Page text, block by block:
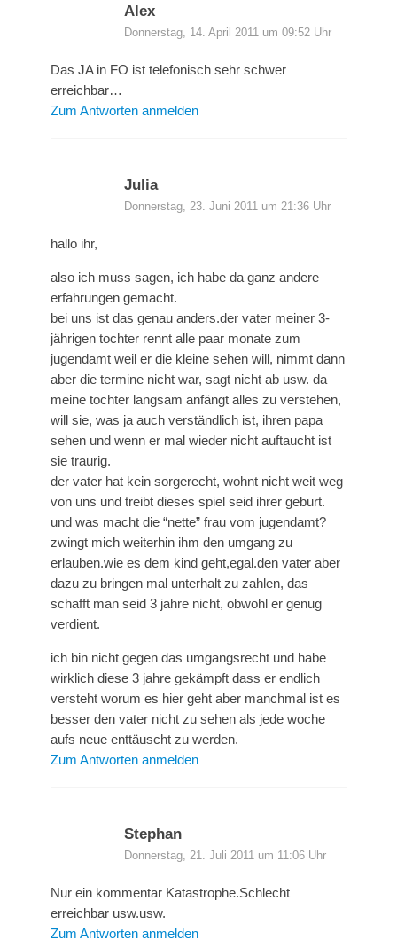
Alex
Donnerstag, 14. April 2011 um 09:52 Uhr
Das JA in FO ist telefonisch sehr schwer
erreichbar…
Zum Antworten anmelden
Julia
Donnerstag, 23. Juni 2011 um 21:36 Uhr
hallo ihr,
also ich muss sagen, ich habe da ganz andere
erfahrungen gemacht.
bei uns ist das genau anders.der vater meiner 3-
jährigen tochter rennt alle paar monate zum
jugendamt weil er die kleine sehen will, nimmt dann
aber die termine nicht war, sagt nicht ab usw. da
meine tochter langsam anfängt alles zu verstehen,
will sie, was ja auch verständlich ist, ihren papa
sehen und wenn er mal wieder nicht auftaucht ist
sie traurig.
der vater hat kein sorgerecht, wohnt nicht weit weg
von uns und treibt dieses spiel seid ihrer geburt.
und was macht die “nette” frau vom jugendamt?
zwingt mich weiterhin ihm den umgang zu
erlauben.wie es dem kind geht,egal.den vater aber
dazu zu bringen mal unterhalt zu zahlen, das
schafft man seid 3 jahre nicht, obwohl er genug
verdient.
ich bin nicht gegen das umgangsrecht und habe
wirklich diese 3 jahre gekämpft dass er endlich
versteht worum es hier geht aber manchmal ist es
besser den vater nicht zu sehen als jede woche
aufs neue enttäuscht zu werden.
Zum Antworten anmelden
Stephan
Donnerstag, 21. Juli 2011 um 11:06 Uhr
Nur ein kommentar Katastrophe.Schlecht
erreichbar usw.usw.
Zum Antworten anmelden